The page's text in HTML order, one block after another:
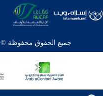
جميع الحقوق محفوظة © 2026 - 1998 لشبكة إسلام ويب